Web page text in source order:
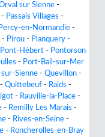
sur Sienne -
- Passais Villages -
Percy-en-Normandie -
- Pirou - Planquery -
Pont-Hébert - Pontorson
- Port-Bail-sur-Mer
Sienne - Quevillon -
- Quittebeuf - Raids -
- Rauville-la-Place -
- Remilly Les Marais -
- Rives-en-Seine -
- Roncherolles-en-Bray